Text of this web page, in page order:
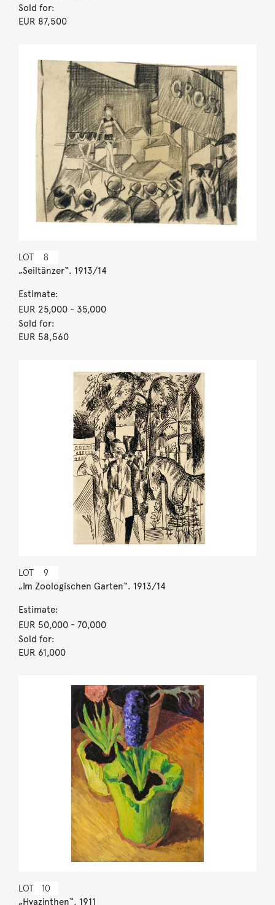
Sold for:
EUR 87,500
LOT 8
„Seiltänzer“. 1913/14
Estimate:
EUR 25,000- 35,000
Sold for:
EUR 58,560
LOT 9
„Im Zoologischen Garten“. 1913/14
Estimate:
EUR 50,000- 70,000
Sold for:
EUR 61,000
LOT 10
„Hyazinthen“. 1911